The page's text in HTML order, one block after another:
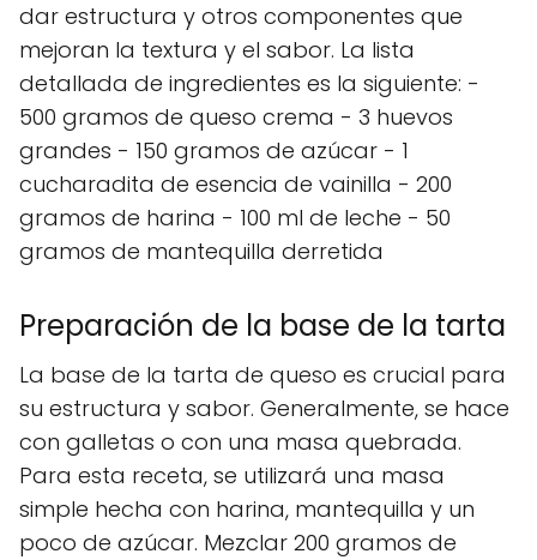
dar estructura y otros componentes que
mejoran la textura y el sabor. La lista
detallada de ingredientes es la siguiente: -
500 gramos de queso crema - 3 huevos
grandes - 150 gramos de azúcar - 1
cucharadita de esencia de vainilla - 200
gramos de harina - 100 ml de leche - 50
gramos de mantequilla derretida
Preparación de la base de la tarta
La base de la tarta de queso es crucial para
su estructura y sabor. Generalmente, se hace
con galletas o con una masa quebrada.
Para esta receta, se utilizará una masa
simple hecha con harina, mantequilla y un
poco de azúcar. Mezclar 200 gramos de